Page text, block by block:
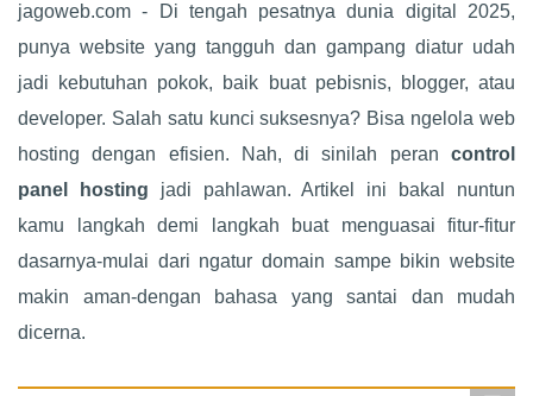
jagoweb.com - Di tengah pesatnya dunia digital 2025,
punya website yang tangguh dan gampang diatur udah
jadi kebutuhan pokok, baik buat pebisnis, blogger, atau
developer. Salah satu kunci suksesnya? Bisa ngelola web
hosting dengan efisien. Nah, di sinilah peran control
panel hosting jadi pahlawan. Artikel ini bakal nuntun
kamu langkah demi langkah buat menguasai fitur-fitur
dasarnya-mulai dari ngatur domain sampe bikin website
makin aman-dengan bahasa yang santai dan mudah
dicerna.